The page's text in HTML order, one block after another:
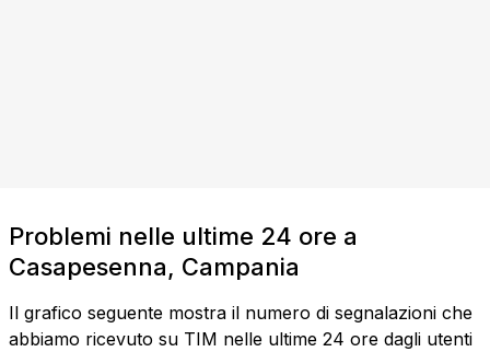
Problemi nelle ultime 24 ore a
Casapesenna, Campania
Il grafico seguente mostra il numero di segnalazioni che
abbiamo ricevuto su TIM nelle ultime 24 ore dagli utenti